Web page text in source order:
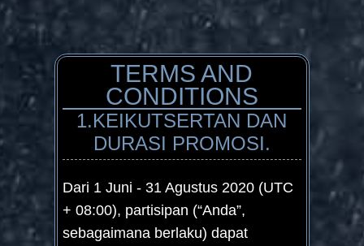
TERMS AND
CONDITIONS
1.KEIKUTSERTAN DAN
DURASI PROMOSI.
Dari 1 Juni - 31 Agustus 2020 (UTC
+ 08:00), partisipan (“Anda”,
sebagaimana berlaku) dapat